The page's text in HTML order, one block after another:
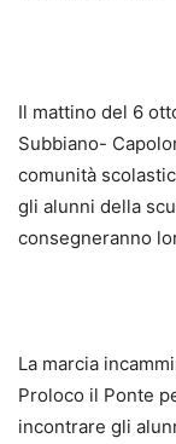
Il mattino del 6
Subbiano-
comunità
gli alunni della
consegneranno
La marcia
Proloco il Ponte
incontrare gli